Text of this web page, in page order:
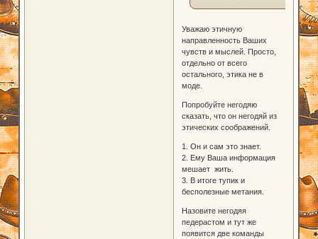
Уважаю этичную
направленность Ваших
чувств и мыслей. Просто,
отдельно от всего
остального, этика не в
моде.
Попробуйте негодяю
сказать, что он негодяй из
этических соображений.
1. Он и сам это знает.
2. Ему Ваша информация
мешает жить.
3. В итоге тупик и
бесполезные метания.
Назовите негодяя
педерастом и тут же
появится две команды